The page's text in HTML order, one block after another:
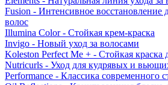
Fusion - Интенсивное восстановление
волос
Illumina Color - Стойкая крем-краска
Invigo - Новый уход за волосами
Koleston Perfect Me + - Стойкая краска
Nutricurls - Уход для кудрявых и
Performance - Классика современного